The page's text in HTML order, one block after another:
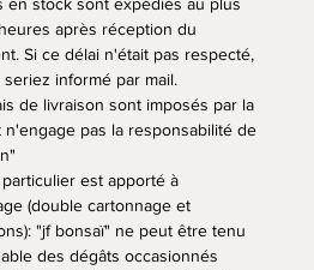
pour un céramiste.
émaux sont uniques et
donner des teintes et des
différentes selon la terre
leur épaisseur et aussi la place
dans le four lors de la cuisson
de mes pots sont en terre
émail, mais cuits également
après réception du
Si ce délai n'était pas respecté,
informé par mail.
de livraison sont imposés par la
n'engage pas la responsabilité de
est apporté à
(double cartonnage et
"jf bonsaï" ne peut être tenu
des dégâts occasionnés